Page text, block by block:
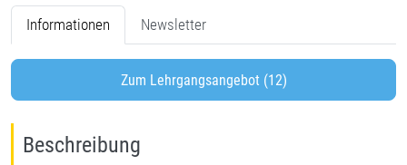
Informationen Newsletter
Zum Lehrgangsangebot (12)
Beschreibung